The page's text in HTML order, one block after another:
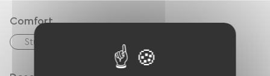
Comfort
Stufa a legna